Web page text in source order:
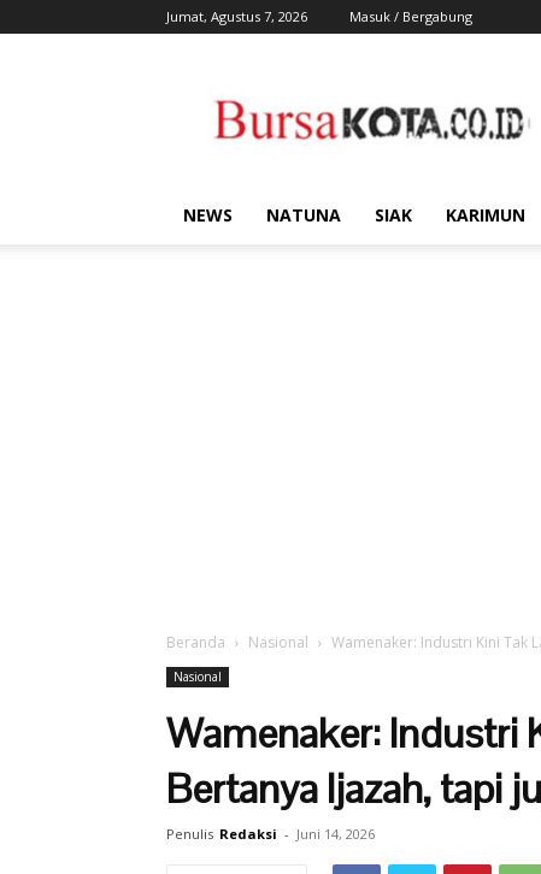
Jumat, Agustus 7, 2026 Masuk / Bergabung
Kota
NEWS NATUNA SIAK KARIMUN
Beranda Nasional Wamenaker: Industri Kini Tak
Nasional
Wamenaker: Industri
Bertanya Ijazah, tapi
Penulis Redaksi - Juni 14, 2026